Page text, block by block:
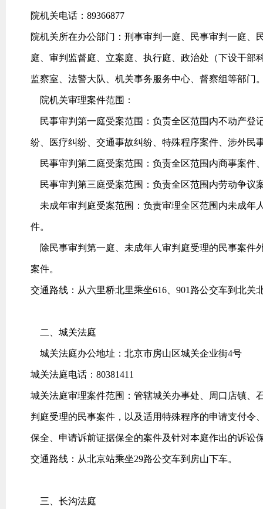
院机关电话：89366877
院机关所在办公部门：刑事审判一庭、民事审判一庭
庭、审判监督庭、立案庭、执行庭、政治处（下设干
监察室、法警大队、机关事务服务中心、督察组等部门
院机关审理案件范围：
民事审判第一庭受案范围：负责全区范围内不动产登
纷、医疗纠纷、交通事故纠纷、特殊程序案件、涉外民
民事审判第二庭受案范围：负责全区范围内商事案件
民事审判第三庭受案范围：负责全区范围内劳动争议
未成年审判庭受案范围：负责审理全区范围内未成年
件。
除民事审判第一庭、未成年人审判庭受理的民事案件
案件。
交通路线：从六里桥北里乘坐616、901路公交车到北关
二、城关法庭
城关法庭办公地址：北京市房山区城关企业街4号
城关法庭电话：80381411
城关法庭审理案件范围：管辖城关办事处、周口店镇、
判庭受理的民事案件，以及适用特殊程序的申请支付
保全、申请诉前证据保全的案件及针对本庭作出的诉讼
交通路线：从北京站乘坐29路公交车到房山下车。
三、长沟法庭